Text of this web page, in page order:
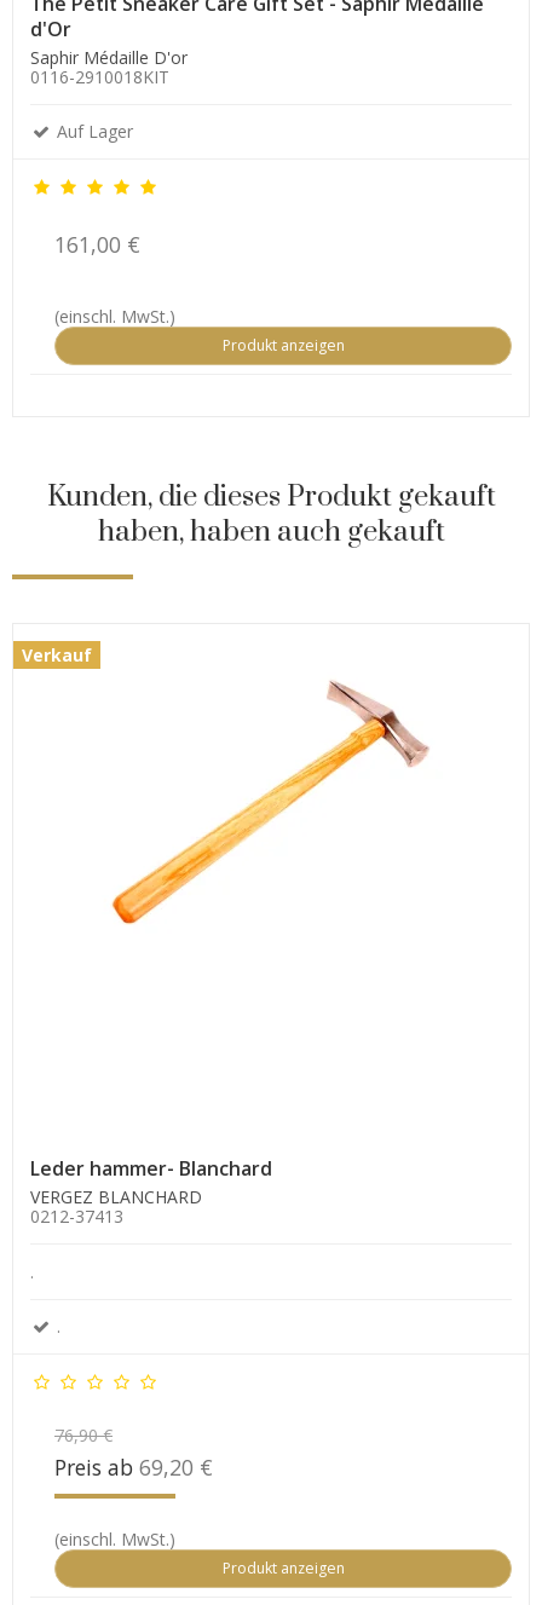
d'Or
Saphir Médaille D'or
0116-2910018KIT
Auf Lager
161,00 €
(einschl. MwSt.)
Produkt anzeigen
Kunden, die dieses Produkt gekauft
haben, haben auch gekauft
Verkauf
Leder hammer- Blanchard
VERGEZ BLANCHARD
0212-37413
.
.
76,90 €
Preis ab 69,20 €
(einschl. MwSt.)
Produkt anzeigen